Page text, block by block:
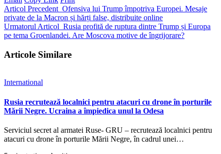
Articol Precedent Ofensiva lui Trump împotriva Europei. Mesaje
private de la Macron și hărți false, distribuite online
Urmatorul Articol Rusia profită de ruptura dintre Trump și Europa
pe tema Groenlandei. Are Moscova motive de îngrijorare?
Articole Similare
International
Rusia recrutează localnici pentru atacuri cu drone în porturile
Mării Negre. Ucraina a împiedica unul la Odesa
Serviciul secret al armatei Ruse- GRU – recrutează localnici pentru
atacuri cu drone în porturile Mării Negre, în cadrul unei…